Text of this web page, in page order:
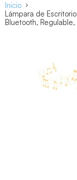
Inicio
Lámpara de
Bluetooth,